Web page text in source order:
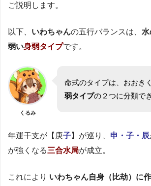
ご説明します。
以下、 いわちゃんの五行バランスは、
弱い身弱タイプです。
くるみ
命式のタイプは、おおきく
弱タイプの２つに分類で
年運干支が【庚子】が巡り、 申・子・辰
が強くなる三合水局が成立。
これにより いわちゃん自身（比劫）に